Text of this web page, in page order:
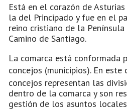
Está en el corazón de
la del Principado y fue en el
reino cristiano de la
Camino de Santiago.
La comarca está conformada
concejos (municipios). En este
concejos representan las
dentro de la comarca y son
gestión de los asuntos